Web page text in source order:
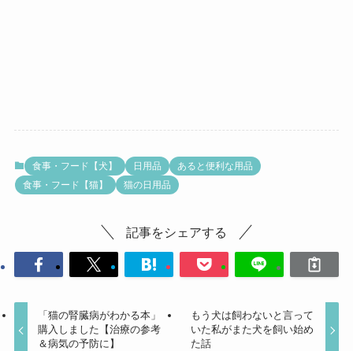
食事・フード【犬】 日用品
あると便利な用品
食事・フード【猫】
猫の日用品
記事をシェアする
「猫の腎臓病がわかる本」
購入しました【治療の参考
＆病気の予防に】
もう犬は飼わないと言って
いた私がまた犬を飼い始め
た話